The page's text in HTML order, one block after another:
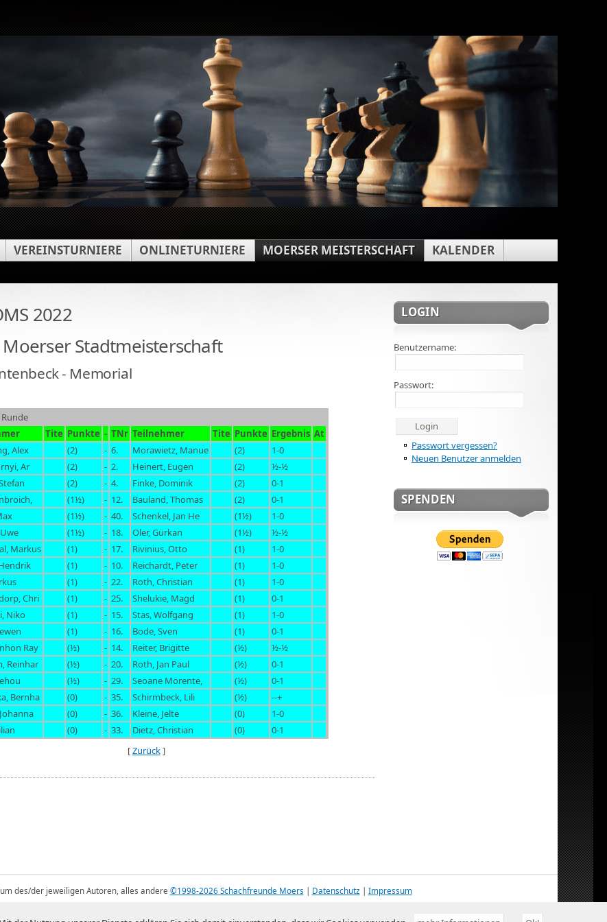
VEREINSTURNIERE ONLINETURNIERE MOERSER MEISTERSCHAFT KALENDER
2022
Stadtmeisterschaft
- Memorial
Tite Punkte - TNr Teilnehmer Tite Punkte Ergebnis At
Alex (2) - 6. Morawietz, Manue (2)
1-0
Ar (2) - 2. Heinert, Eugen (2)
½-½
(2) - 4. Finke, Dominik (2)
0-1
(1½) - 12. Bauland, Thomas (2)
0-1
(1½) - 40. Schenkel, Jan He (1½)
1-0
(1½) - 18. Oler, Gürkan (1½)
½-½
Markus (1) - 17. Rivinius, Otto (1)
1-0
(1) - 10. Reichardt, Peter (1)
1-0
(1) - 22. Roth, Christian (1)
1-0
Chri (1) - 25. Shelukie, Magd (1)
0-1
Niko (1) - 15. Stas, Wolfgang (1)
1-0
(1) - 16. Bode, Sven (1)
0-1
Ray (½) - 14. Reiter, Brigitte (½)
½-½
Reinhar (½) - 20. Roth, Jan Paul (½)
0-1
(½) - 29. Seoane Morente, (½)
0-1
Bernha (0) - 35. Schirmbeck, Lili (½)
--+
(0) - 36. Kleine, Jelte (0)
1-0
(0) - 33. Dietz, Christian (0)
0-1
[Zurück]
LOGIN
Benutzername:
Passwort:
Passwort vergessen?
Neuen Benutzer anmelden
SPENDEN
des/der jeweiligen Autoren, alles andere ©1998-2026 Schachfreunde Moers | Datenschutz | Impressum